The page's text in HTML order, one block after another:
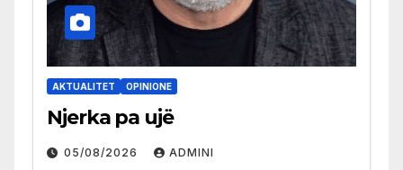
AKTUALITET OPINIONE
Njerka pa ujë
05/08/2026 ADMINI